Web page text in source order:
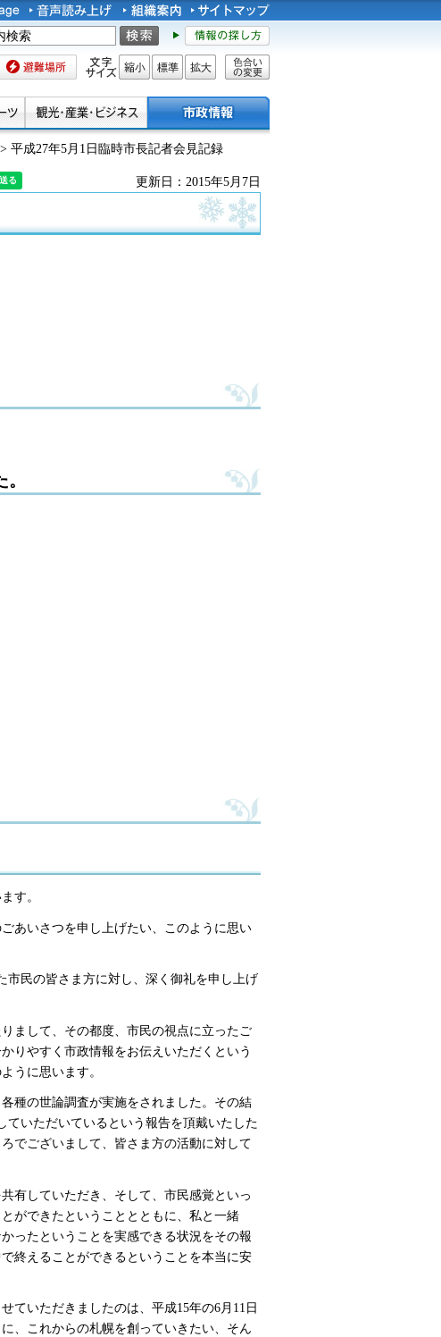
避難場所 文字サイズ
縮小 標準 拡大
色合い
> 平成27年5月1日臨時市長記者会見記録
更新日：2015年5月7日
す。
あいさつを申し上げたい、このように思い
民の皆さま方に対し、深く御礼を申し上げ
まして、その都度、市民の視点に立ったご
りやすく市政情報をお伝えいただくという
うに思います。
種の世論調査が実施をされました。その結
いただいているという報告を頂戴いたした
でございまして、皆さま方の活動に対して
有していただき、そして、市民感覚といっ
ができたということとともに、私と一緒
ったということを実感できる状況をその報
終えることができるということを本当に安
ていただきましたのは、平成15年の6月11日
、これからの札幌を創っていきたい、そん